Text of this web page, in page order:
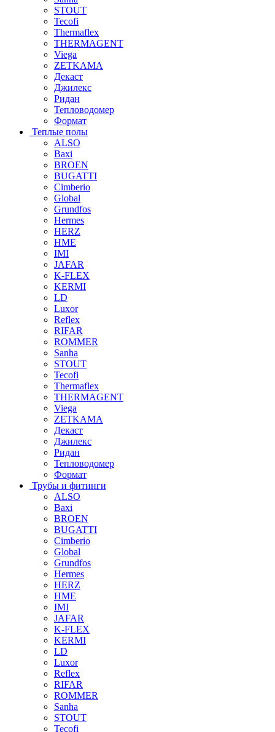
STOUT
Tecofi
Thermaflex
THERMAGENT
Viega
ZETKAMA
Декаст
Джилекс
Ридан
Тепловодомер
Формат
Теплые полы
ALSO
Baxi
BROEN
BUGATTI
Cimberio
Global
Grundfos
Hermes
HERZ
HME
IMI
JAFAR
K-FLEX
KERMI
LD
Luxor
Reflex
RIFAR
ROMMER
Sanha
STOUT
Tecofi
Thermaflex
THERMAGENT
Viega
ZETKAMA
Декаст
Джилекс
Ридан
Тепловодомер
Формат
Трубы и фитинги
ALSO
Baxi
BROEN
BUGATTI
Cimberio
Global
Grundfos
Hermes
HERZ
HME
IMI
JAFAR
K-FLEX
KERMI
LD
Luxor
Reflex
RIFAR
ROMMER
Sanha
STOUT
Tecofi